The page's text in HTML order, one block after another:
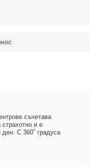
съчетава
и е
С 360˚ градуса